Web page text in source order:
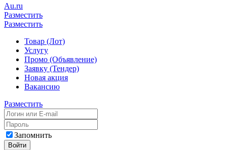
Au.ru
Разместить
Разместить
Товар (Лот)
Услугу
Промо (Объявление)
Заявку (Тендер)
Новая акция
Вакансию
Разместить
Запомнить
Войти